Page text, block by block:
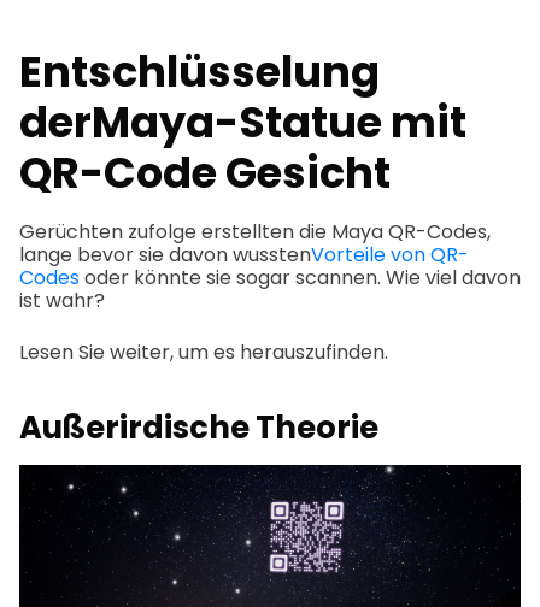
Entschlüsselung
derMaya-Statue mit
QR-CodeGesicht
Gerüchten zufolge erstellten die Maya QR-Codes,
lange bevor sie davon wusstenVorteile von QR-
Codesoder könnte sie sogar scannen. Wie viel davon
ist wahr?
Lesen Sie weiter, um es herauszufinden.
Außerirdische Theorie